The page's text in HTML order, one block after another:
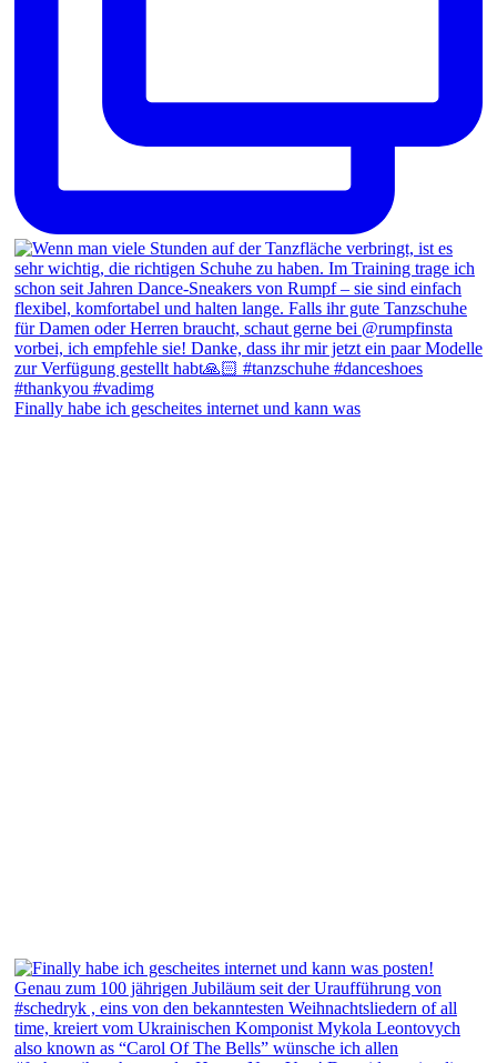
Finally habe ich gescheites internet und kann was